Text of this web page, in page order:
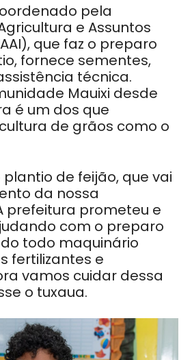
pela
e Assuntos
que faz o preparo
fornece sementes,
técnica.
Mauixi desde
é um dos que
de grãos como o
plantio de feijão, que vai
da nossa
prefeitura prometeu e
com o preparo
todo maquinário
fertilizantes e
vamos cuidar dessa
o tuxaua.